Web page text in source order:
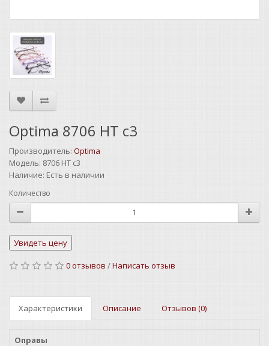
Optima 8706 HT c3
Производитель: Optima
Модель: 8706 HT c3
Наличие: Есть в наличии
Количество
0 отзывов /Написать отзыв
Характеристики Описание Отзывов (0)
Оправы